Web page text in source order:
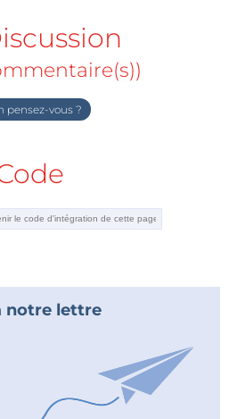
2D décrivant le
de moutons.
pensez-vous ?
notre lettre